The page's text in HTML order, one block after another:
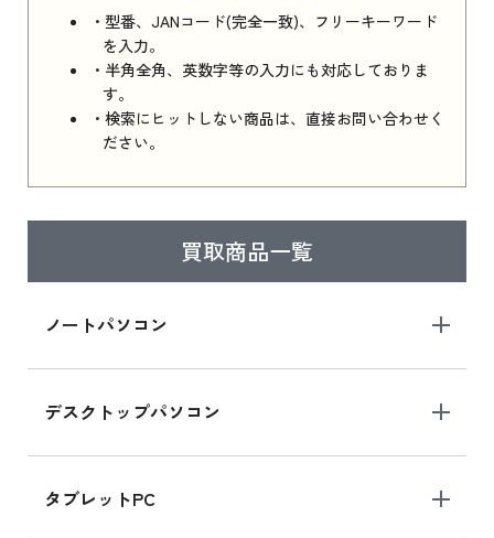
・型番、JANコード(完全一致)、フリーキーワード
を入力。
・半角全角、英数字等の入力にも対応しておりま
す。
・検索にヒットしない商品は、直接お問い合わせく
ださい。
買取商品一覧
ノートパソコン
デスクトップパソコン
タブレットPC
iPhone 16e シリーズ 2025 新品買取価格はこち
ら
iPad 11インチ 2025年春モデル
はこちら
ら
iPad mini シリーズ 2024
iPad mini 8.3インチ の新品買取価格